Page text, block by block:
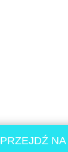
PRZEJDŹ NA